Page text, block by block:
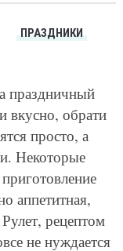
ПРАЗДНИКИ
праздничный
вкусно, обрати
просто, а
Некоторые
аппетитная,
рецептом
не нуждается